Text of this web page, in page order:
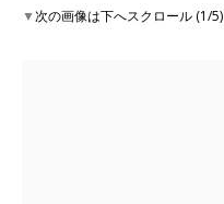
▼次の画像は下へスクロール (1/5)